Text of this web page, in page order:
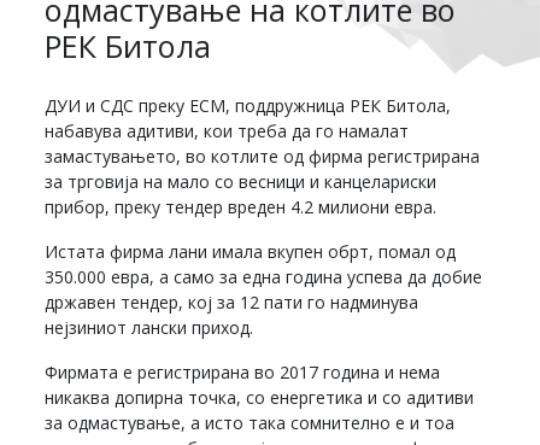
одмастување на котлите во
РЕК Битола
ДУИ и СДС преку ЕСМ, поддружница РЕК Битола,
набавува адитиви, кои треба да го намалат
замастувањето, во котлите од фирма регистрирана
за трговија на мало со весници и канцелариски
прибор, преку тендер вреден 4.2 милиони евра.
Истата фирма лани имала вкупен обрт, помал од
350.000 евра, а само за една година успева да добие
државен тендер, кој за 12 пати го надминува
нејзиниот лански приход.
Фирмата е регистрирана во 2017 година и нема
никаква допирна точка, со енергетика и со адитиви
за одмастување, a исто така сомнително е и тоа